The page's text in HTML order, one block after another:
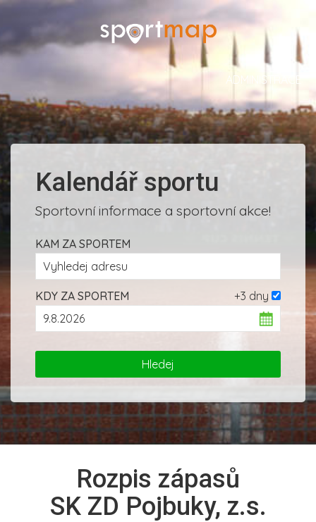
ADMINISTRACE
Kalendář sportu
Sportovní informace a sportovní akce!
KAM ZA SPORTEM
+3 dny
KDY ZA SPORTEM
Rozpis zápasů
SK ZD Pojbuky, z.s.